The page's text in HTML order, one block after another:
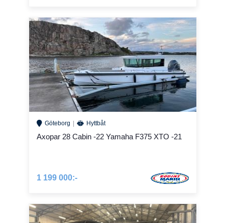
Göteborg Hyttbåt
Axopar 28 Cabin -22 Yamaha F375 XTO -21
1 199 000:-